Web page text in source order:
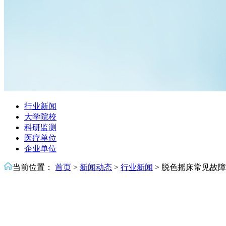
行业新闻
大学院校
科研监测
医疗单位
企业单位
当前位置： 首页 > 新闻动态 > 行业新闻 > 脱色摇床常见故